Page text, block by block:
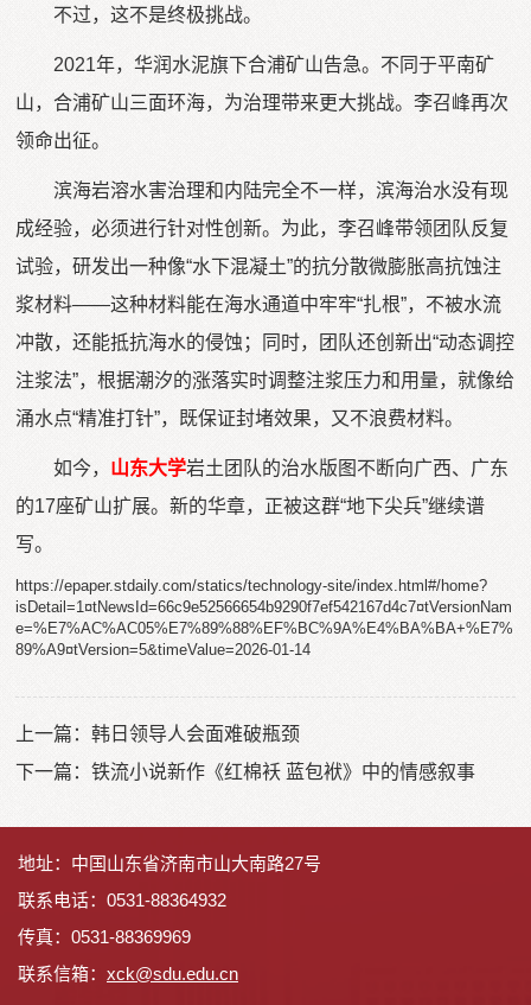
不过，这不是终极挑战。
2021年，华润水泥旗下合浦矿山告急。不同于平南矿
山，合浦矿山三面环海，为治理带来更大挑战。李召峰再次
领命出征。
滨海岩溶水害治理和内陆完全不一样，滨海治水没有现
成经验，必须进行针对性创新。为此，李召峰带领团队反复
试验，研发出一种像“水下混凝土”的抗分散微膨胀高抗蚀注
浆材料——这种材料能在海水通道中牢牢“扎根”，不被水流
冲散，还能抵抗海水的侵蚀；同时，团队还创新出“动态调控
注浆法”，根据潮汐的涨落实时调整注浆压力和用量，就像给
涌水点“精准打针”，既保证封堵效果，又不浪费材料。
如今， 山东大学岩土团队的治水版图不断向广西、广东
的17座矿山扩展。新的华章，正被这群“地下尖兵”继续谱
写。
https://epaper.stdaily.com/statics/technology-site/index.html#/home?
isDetail=1¤tNewsId=66c9e52566654b9290f7ef542167d4c7¤tVersionNam
e=%E7%AC%AC05%E7%89%88%EF%BC%9A%E4%BA%BA+%E7%
89%A9¤tVersion=5&timeValue=2026-01-14
上一篇：韩日领导人会面难破瓶颈
下一篇：铁流小说新作《红棉袄 蓝包袱》中的情感叙事
地址：中国山东省济南市山大南路27号
联系电话：0531-88364932
传真：0531-88369969
联系信箱： xck@sdu.edu.cn